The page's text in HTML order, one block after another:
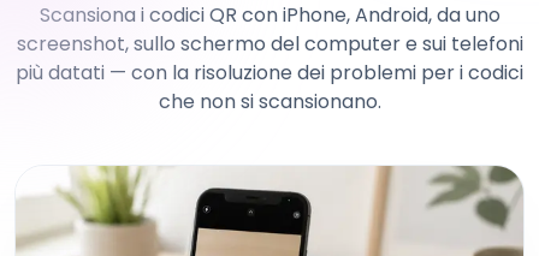
Scansiona i codici QR con iPhone, Android, da uno
screenshot, sullo schermo del computer e sui telefoni
più datati — con la risoluzione dei problemi per i codici
che non si scansionano.